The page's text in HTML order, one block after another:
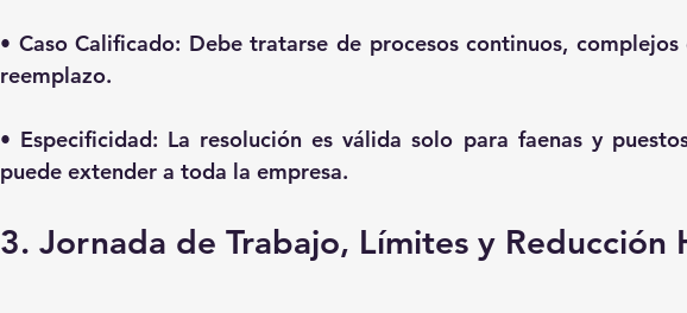
• Caso Calificado: Debe tratarse de procesos continuos,
reemplazo.
• Especificidad: La resolución es válida solo para faenas y
puede extender a toda la empresa.
3. Jornada de Trabajo, Límites y Reducción